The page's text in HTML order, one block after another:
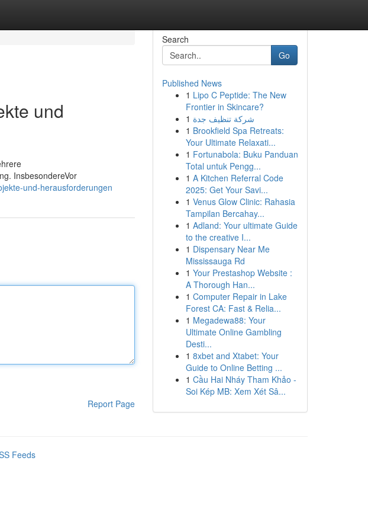
und
InsbesondereVor
und-herausforderungen
Report Page
Search
Go
Published News
1 Lipo C Peptide: The New
Frontier in Skincare?
1 شركة تنظيف جدة
1 Brookfield Spa Retreats:
Your Ultimate Relaxati...
1 Fortunabola: Buku Panduan
Total untuk Pengg...
1 A Kitchen Referral Code
2025: Get Your Savi...
1 Venus Glow Clinic: Rahasia
Tampilan Bercahay...
1 Adland: Your ultimate Guide
to the creative I...
1 Dispensary Near Me
Mississauga Rd
1 Your Prestashop Website :
A Thorough Han...
1 Computer Repair in Lake
Forest CA: Fast & Relia...
1 Megadewa88: Your
Ultimate Online Gambling
Desti...
1 8xbet and Xtabet: Your
Guide to Online Betting ...
1 Cầu Hai Nháy Tham Khảo -
Soi Kép MB: Xem Xét Sâ...
Feeds